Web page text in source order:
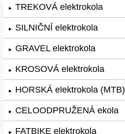
► TREKOVÁ elektrokola
► SILNIČNÍ elektrokola
► GRAVEL elektrokola
► KROSOVÁ elektrokola
► HORSKÁ elektrokola (MTB)
► CELOODPRUŽENÁ ekola
► FATBIKE elektrokola